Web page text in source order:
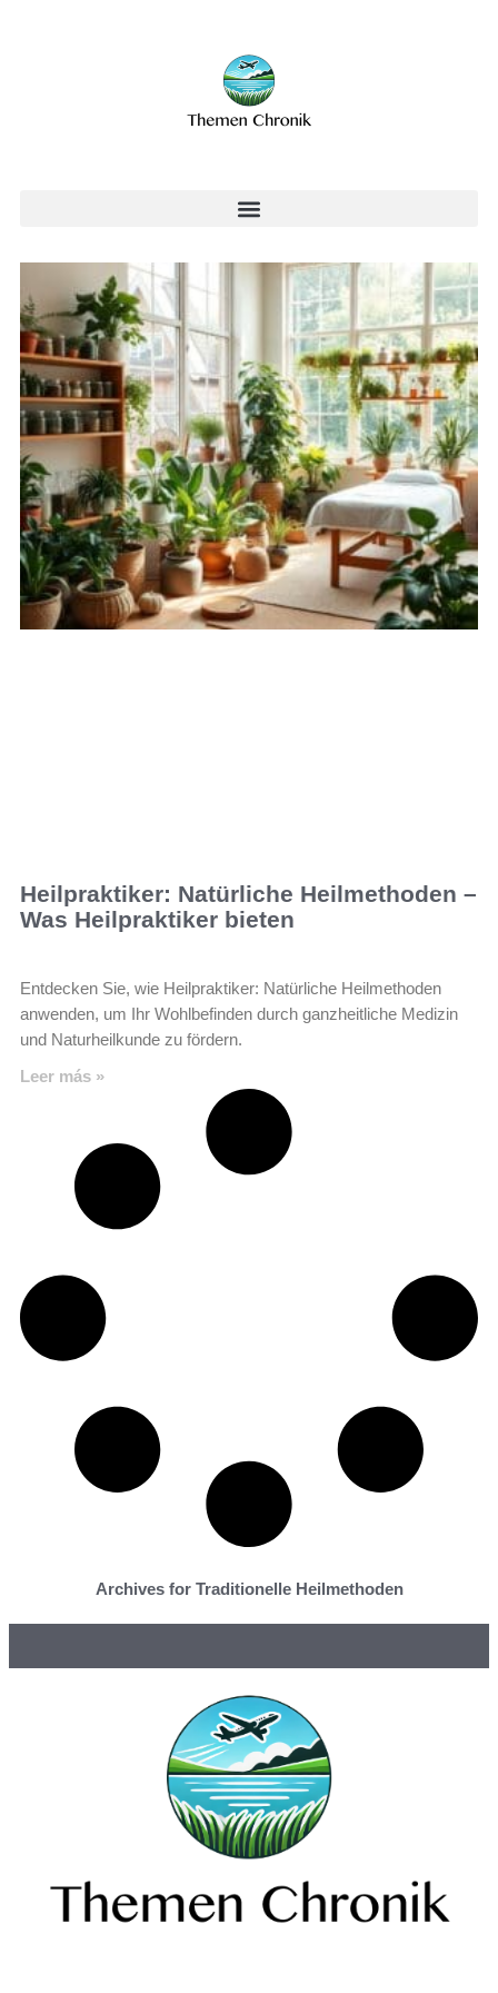
Heilpraktiker: Natürliche Heilmethoden –
Was Heilpraktiker bieten
Entdecken Sie, wie Heilpraktiker: Natürliche Heilmethoden
anwenden, um Ihr Wohlbefinden durch ganzheitliche Medizin
und Naturheilkunde zu fördern.
Leer más »
Archives for Traditionelle Heilmethoden